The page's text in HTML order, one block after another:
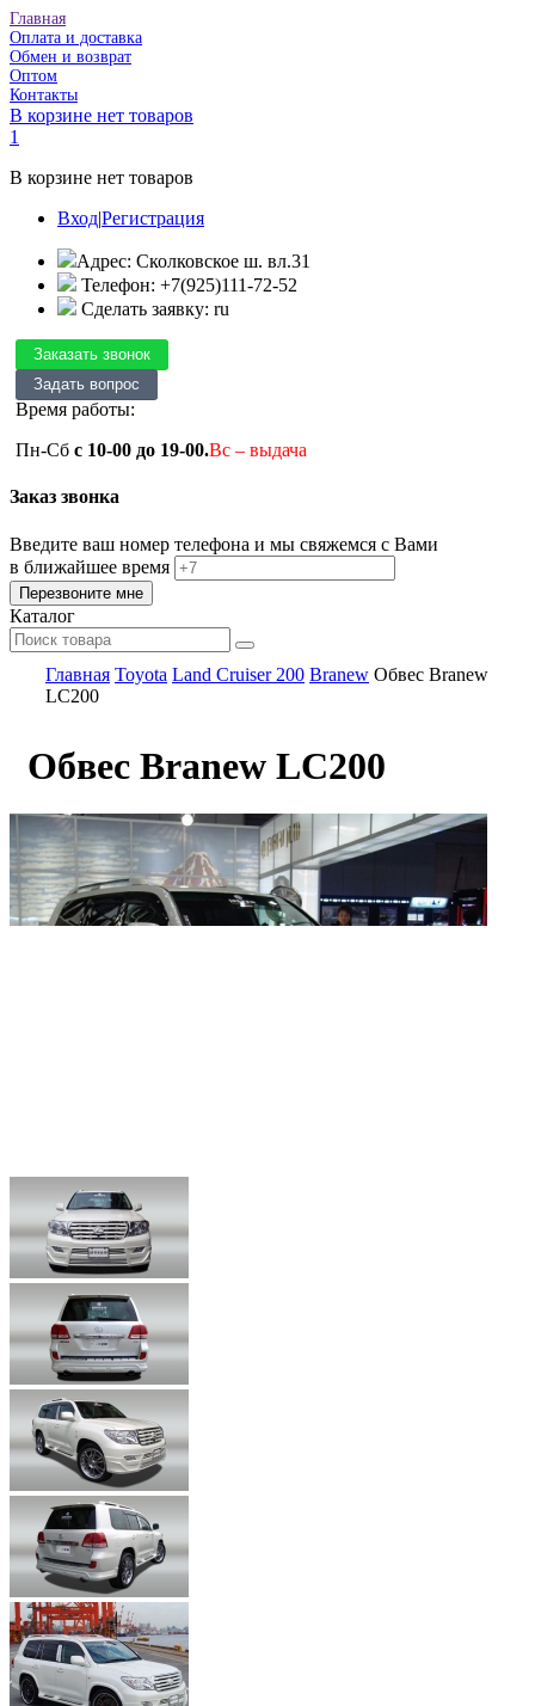
Главная
Оплата и доставка
Обмен и возврат
Оптом
Контакты
В корзине нет товаров
1
В корзине нет товаров
Вход|Регистрация
Адрес: Сколковское ш. вл.31
Телефон: +7(925)111-72-52
Сделать заявку: ru
Время работы:
Пн-Сб с 10-00 до 19-00.Вс – выдача
Заказ звонка
Введите ваш номер телефона и мы свяжемся с Вами
в ближайшее время
Каталог
Главная Toyota Land Cruiser 200 Branew Обвес Branew
LC200
Обвес Branew LC200